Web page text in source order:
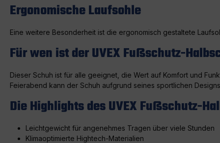
Ergonomische Laufsohle
Eine weitere Besonderheit ist die ergonomisch gestaltete
Für wen ist der UVEX Fußschutz-
Dieser Schuh ist für alle geeignet, die Wert auf Komfort und
Feierabend kann der Schuh aufgrund seines sportlichen
Die Highlights des UVEX Fußschutz-
Leichtgewicht für angenehmes Tragen über viele Stunden
Klimaoptimierte Hightech-Materialien